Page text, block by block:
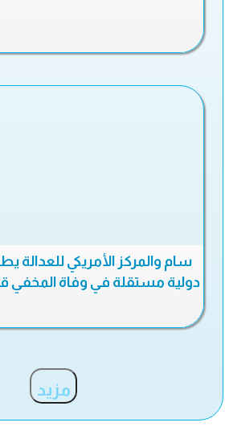
سام والمركز الأمريكي للعدالة
دولية مستقلة في وفاة
مزيد